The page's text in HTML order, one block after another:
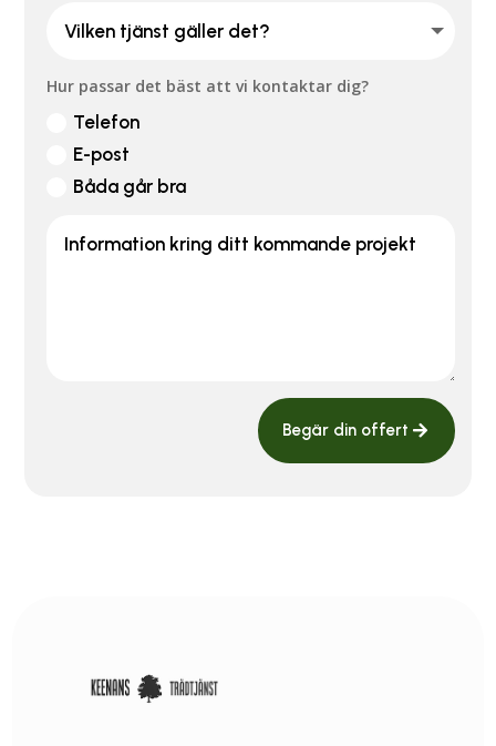
Hur passar det bäst att vi kontaktar dig?
Telefon
E-post
Båda går bra
Begär din offert